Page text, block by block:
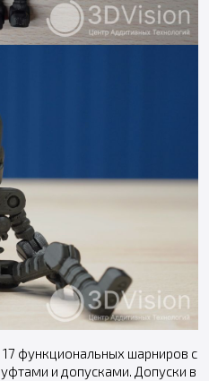
функциональных шарниров с
и допусками. Допуски в